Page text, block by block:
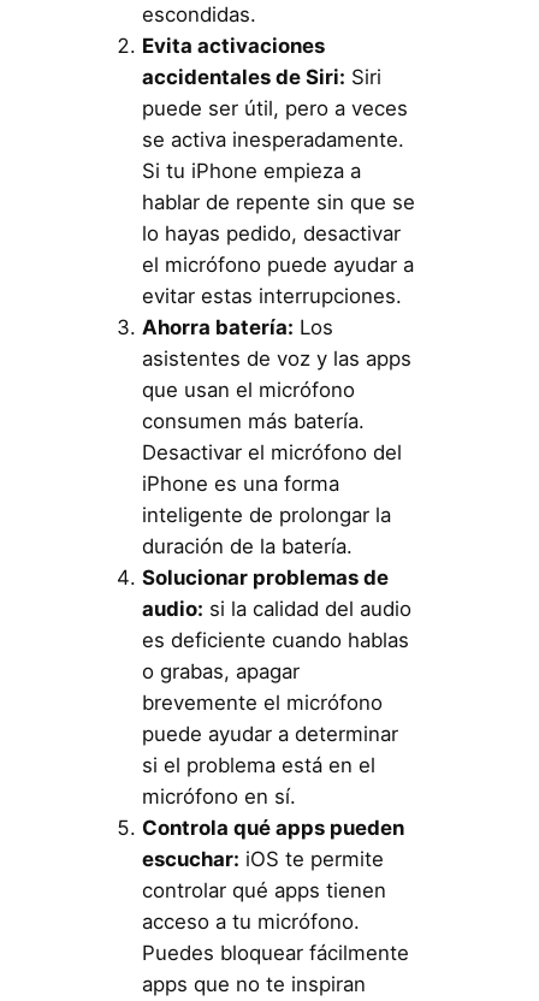
escondidas.
Evita activaciones
accidentales de Siri: Siri
puede ser útil, pero a veces
se activa inesperadamente.
Si tu iPhone empieza a
hablar de repente sin que se
lo hayas pedido, desactivar
el micrófono puede ayudar a
evitar estas interrupciones.
Ahorra batería: Los
asistentes de voz y las apps
que usan el micrófono
consumen más batería.
Desactivar el micrófono del
iPhone es una forma
inteligente de prolongar la
duración de la batería.
Solucionar problemas de
audio: si la calidad del audio
es deficiente cuando hablas
o grabas, apagar
brevemente el micrófono
puede ayudar a determinar
si el problema está en el
micrófono en sí.
Controla qué apps pueden
escuchar: iOS te permite
controlar qué apps tienen
acceso a tu micrófono.
Puedes bloquear fácilmente
apps que no te inspiran